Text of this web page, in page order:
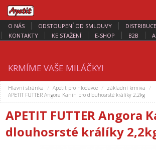
O NÁS ODSTOUPENÍ OD SMLOUVY DISTRIBUCE
KONTAKTY
KE STAŽENÍ E-SHOP B2B
KRMÍME VAŠE MILÁČKY!
Hlavní stránka Apetit pro hlodavce
základní krmiva
APETIT FUTTER Angora Kanin pro dlouhosrsté králíky 2,2kg
APETIT FUTTER Angora
dlouhosrsté králíky